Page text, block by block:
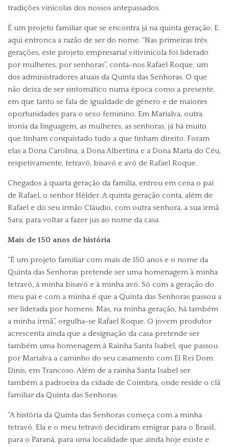
tradições vinícolas dos nossos antepassados.
É um projeto familiar que se encontra já na quinta geração. E
aqui entronca a razão de ser do nome. “Nas primeiras três
gerações, este projeto empresarial vitivinícola foi liderado
por mulheres, por senhoras”, conta-nos Rafael Roque, um
dos administradores atuais da Quinta das Senhoras. O que
não deixa de ser sintomático numa época como a presente,
em que tanto se fala de igualdade de género e de maiores
oportunidades para o sexo feminino. Em Marialva, outra
ironia da linguagem, as mulheres, as senhoras, já há muito
que tinham conquistado tudo a que tinham direito. Foram
elas a Dona Carolina, a Dona Albertina e a Dona Maria do Céu,
respetivamente, tetravó, bisavó e avó de Rafael Roque.
Chegados à quarta geração da família, entrou em cena o pai
de Rafael, o senhor Hélder. A quinta geração conta, além de
Rafael e do seu irmão Cláudio, com outra senhora, a sua irmã
Sara, para voltar a fazer jus ao nome da casa.
Mais de 150 anos de história
“É um projeto familiar com mais de 150 anos e o nome da
Quinta das Senhoras pretende ser uma homenagem à minha
tetravó, à minha bisavó e à minha avó. Só com a geração do
meu pai e com a minha é que a Quinta das Senhoras passou a
ser liderada por homens. Mas, na minha geração, há também
a minha irmã”, orgulha-se Rafael Roque. O jovem produtor
acrescenta ainda que a designação da casa pretende ser
também uma homenagem à Rainha Santa Isabel, que passou
por Marialva a caminho do seu casamento com El Rei Dom
Dinis, em Trancoso. Além de a rainha Santa Isabel ser
também a padroeira da cidade de Coimbra, onde reside o clã
familiar da Quinta das Senhoras.
“A história da Quinta das Senhoras começa com a minha
tetravó. Ela e o meu tetravô decidiram emigrar para o Brasil,
para o Paraná, para uma localidade que ainda hoje existe e